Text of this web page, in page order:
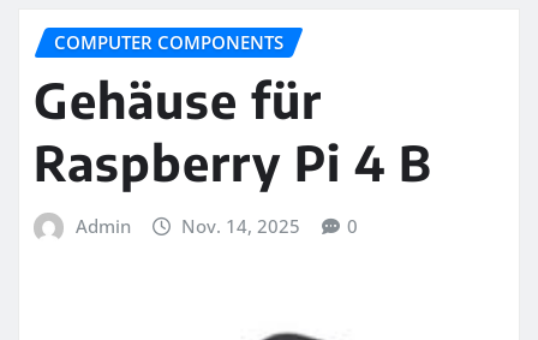
COMPUTER COMPONENTS
Gehäuse für
Raspberry Pi 4 B
Admin Nov. 14, 2025 0